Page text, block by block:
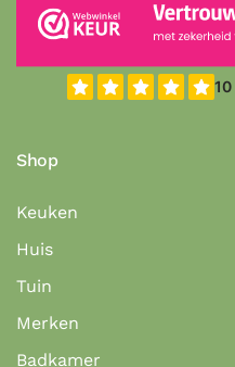
Shop
Keuken
Huis
Tuin
Merken
Badkamer